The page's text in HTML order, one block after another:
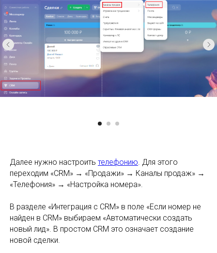
Далее нужно настроить телефонию. Для этого
переходим «CRM» → «Продажи» → Каналы продаж» →
«Телефония» → «Настройка номерa».
В разделе «Интеграция с CRM» в поле «Если номер не
найден в CRM» выбираем «Автоматически создать
новый лид». В простом CRM это означает создание
новой сделки.